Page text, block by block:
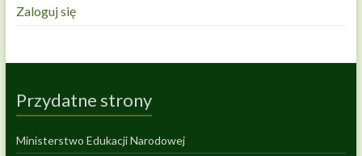
Zaloguj się
Przydatne strony
Ministerstwo Edukacji Narodowej